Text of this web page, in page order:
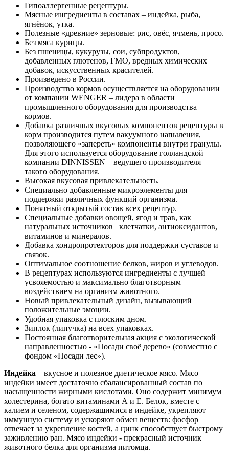
Гипоаллергенные рецептуры.
Мясные ингредиенты в составах – индейка, рыба,
ягнёнок, утка.
Полезные «древние» зерновые: рис, овёс, ячмень, просо.
Без мяса курицы.
Без пшеницы, кукурузы, сои, субпродуктов,
добавленных глютенов, ГМО, вредных химических
добавок, искусственных красителей.
Произведено в России.
Производство кормов осуществляется на оборудовании
от компании WENGER – лидера в области
промышленного оборудования для производства
кормов.
Добавка различных вкусовых компонентов рецептуры в
корм производится путем вакуумного напыления,
позволяющего «запереть» компоненты внутри гранулы.
Для этого используется оборудование голландской
компании DINNISSEN – ведущего производителя
такого оборудования.
Высокая вкусовая привлекательность.
Специально добавленные микроэлементы для
поддержки различных функций организма.
Понятный открытый состав всех рецептур.
Специальные добавки овощей, ягод и трав, как
натуральных источников клетчатки, антиоксидантов,
витаминов и минералов.
Добавка хондропротекторов для поддержки суставов и
связок.
Оптимальное соотношение белков, жиров и углеводов.
В рецептурах используются ингредиенты с лучшей
усвояемостью и максимально благотворным
воздействием на организм животного.
Новый привлекательный дизайн, вызывающий
положительные эмоции.
Удобная упаковка с плоским дном.
Зиплок (липучка) на всех упаковках.
Постоянная благотворительная акция с экологической
направленностью - «Посади своё дерево» (совместно с
фондом «Посади лес»).
Индейка – вкусное и полезное диетическое мясо. Мясо
индейки имеет достаточно сбалансированный состав по
насыщенности жирными кислотами. Оно содержит минимум
холестерина, богато витаминами А и Е. Белок, вместе с
калием и селеном, содержащимися в индейке, укрепляют
иммунную систему и ускоряют обмен веществ: фосфор
отвечает за укрепление костей, а цинк способствует быстрому
заживлению ран. Мясо индейки - прекрасный источник
животного белка для организма питомца.